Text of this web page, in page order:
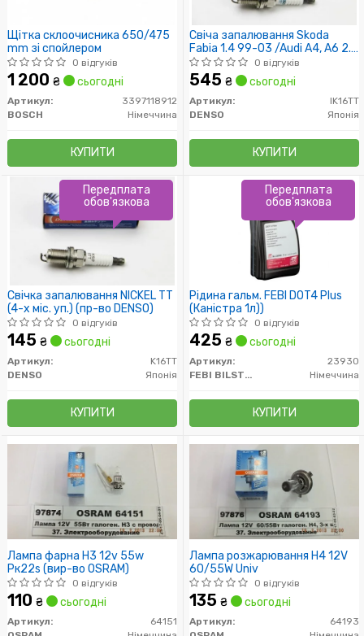
Щітка склоочисника 650/475
mm зі спойлером
0 відгуків
1 200 ₴ сьогодні
Артикул:
3397118912
BOSCH
Німеччина
КУПИТИ
Свіча запалювання Skoda
Fabia 1.4 99-03 /Audi A4, A6 2.0
/VW Passat B5 2.0
0 відгуків
545 ₴ сьогодні
Артикул:
IK16TT
DENSO
Японія
КУПИТИ
Свічка запалювання NICKEL TT
(4-х міс. уп.) (пр-во DENSO)
0 відгуків
145 ₴ сьогодні
Артикул:
K16TT
DENSO
Японія
КУПИТИ
Передплата
обов'язкова
Рідина гальм. FEBI DOT4 Plus
(Каністра 1л))
0 відгуків
425 ₴ сьогодні
Артикул:
23930
FEBI BILSTEIN
Німеччина
КУПИТИ
Передплата
обов'язкова
Лампа фарна H3 12v 55w
Pк22s (вир-во OSRAM)
0 відгуків
110 ₴ сьогодні
Артикул:
64151
Лампа розжарювання H4 12V
60/55W Univ
0 відгуків
135 ₴ сьогодні
Артикул:
64193